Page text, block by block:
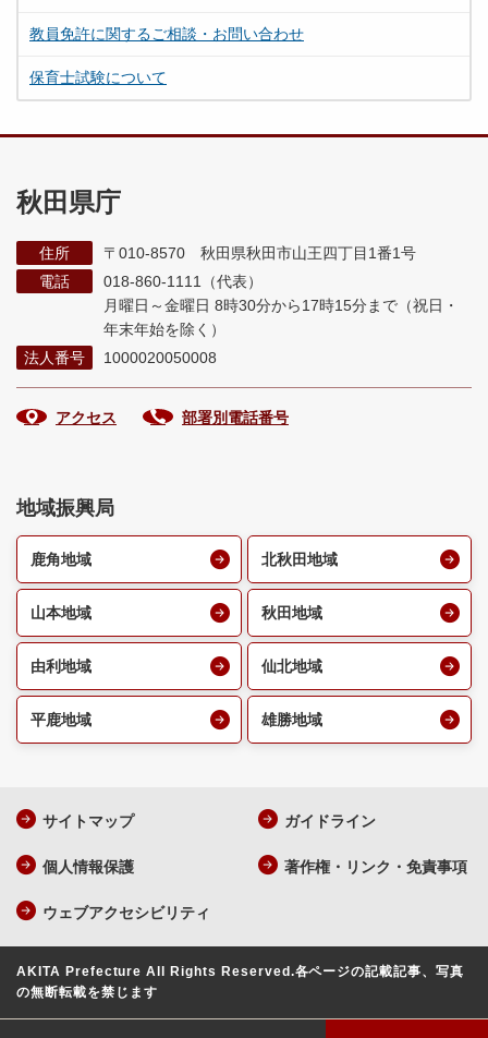
教員免許に関するご相談・お問い合わせ
保育士試験について
秋田県庁
住所
〒010-8570 秋田県秋田市山王四丁目1番1号
電話
018-860-1111（代表）
月曜日～金曜日 8時30分から17時15分まで （祝日・
年末年始を除く）
法人番号
1000020050008
アクセス 部署別電話番号
地域振興局
鹿角地域 北秋田地域
山本地域 秋田地域
由利地域 仙北地域
平鹿地域 雄勝地域
サイトマップ ガイドライン
個人情報保護 著作権・リンク・免責事項
ウェブアクセシビリティ
AKITA Prefecture All Rights Reserved.各ページの記載記事、写真
の無断転載を禁じます